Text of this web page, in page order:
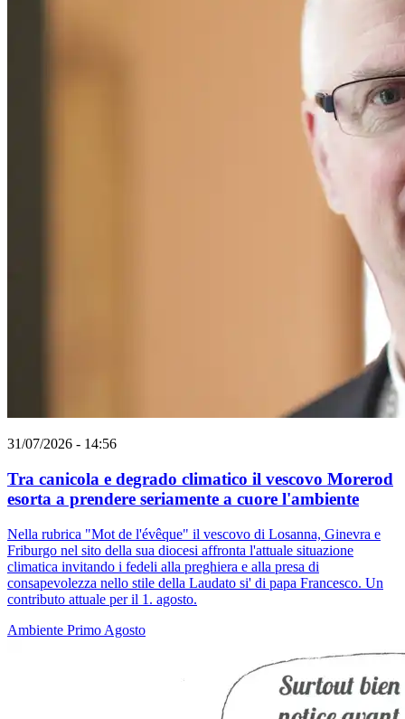
31/07/2026 - 14:56
Tra canicola e degrado climatico il vescovo Morerod
esorta a prendere seriamente a cuore l'ambiente
Nella rubrica "Mot de l'évêque" il vescovo di Losanna, Ginevra e
Friburgo nel sito della sua diocesi affronta l'attuale situazione
climatica invitando i fedeli alla preghiera e alla presa di
consapevolezza nello stile della Laudato si' di papa Francesco. Un
contributo attuale per il 1. agosto.
Ambiente Primo Agosto